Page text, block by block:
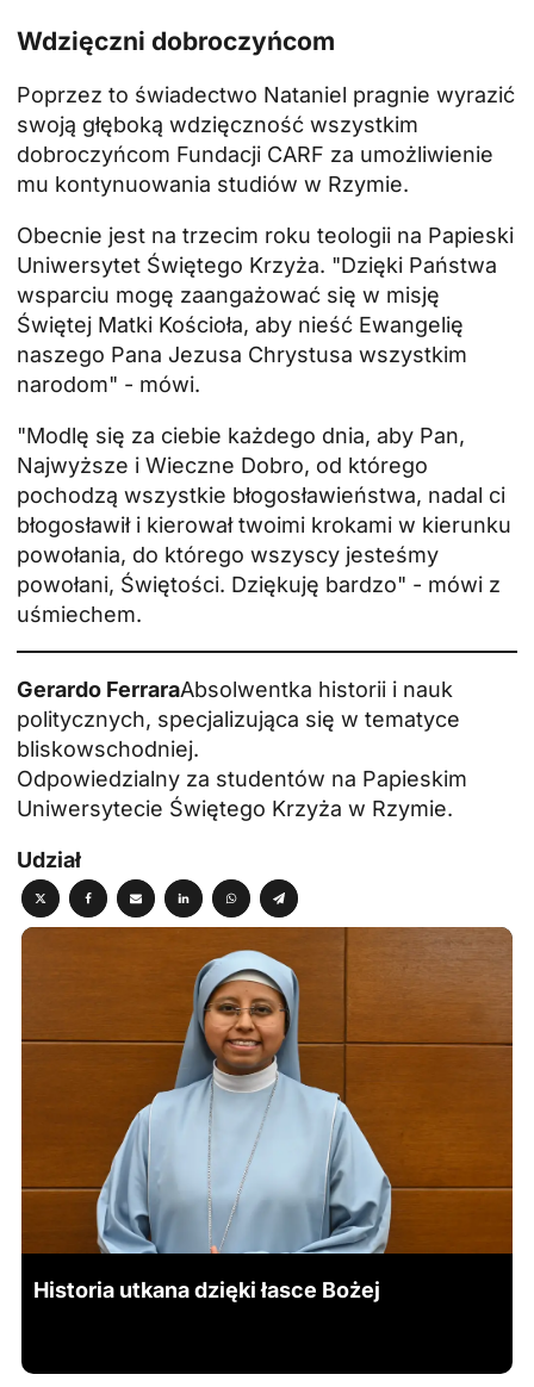
Wdzięczni dobroczyńcom
Poprzez to świadectwo Nataniel pragnie wyrazić
swoją głęboką wdzięczność wszystkim
dobroczyńcom Fundacji CARF za umożliwienie
mu kontynuowania studiów w Rzymie.
Obecnie jest na trzecim roku teologii na Papieski
Uniwersytet Świętego Krzyża. "Dzięki Państwa
wsparciu mogę zaangażować się w misję
Świętej Matki Kościoła, aby nieść Ewangelię
naszego Pana Jezusa Chrystusa wszystkim
narodom" - mówi.
"Modlę się za ciebie każdego dnia, aby Pan,
Najwyższe i Wieczne Dobro, od którego
pochodzą wszystkie błogosławieństwa, nadal ci
błogosławił i kierował twoimi krokami w kierunku
powołania, do którego wszyscy jesteśmy
powołani, Świętości. Dziękuję bardzo" - mówi z
uśmiechem.
Gerardo FerraraAbsolwentka historii i nauk
politycznych, specjalizująca się w tematyce
bliskowschodniej.
Odpowiedzialny za studentów na Papieskim
Uniwersytecie Świętego Krzyża w Rzymie.
Udział
Historia utkana dzięki łasce Bożej